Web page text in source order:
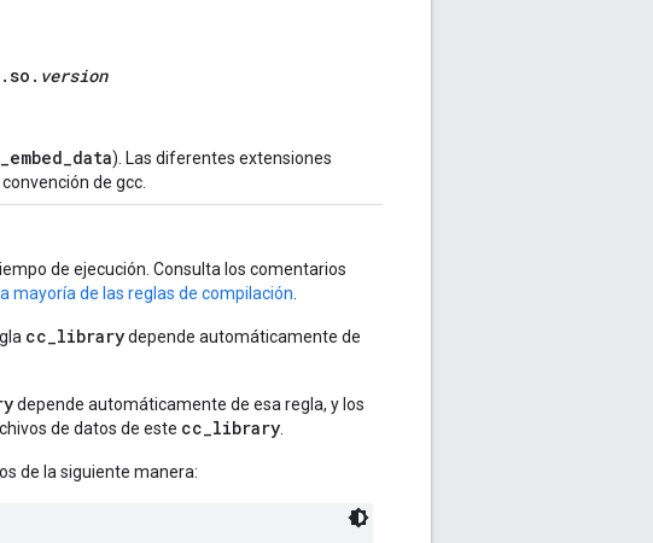
.so. version
). Las diferentes extensiones
de gcc.
de ejecución. Consulta los comentarios
mayoría de las reglas de compilación
cc_librarydepende automáticamente de
depende automáticamente de esa regla, y los
de datos de este cc_library
de la siguiente manera: